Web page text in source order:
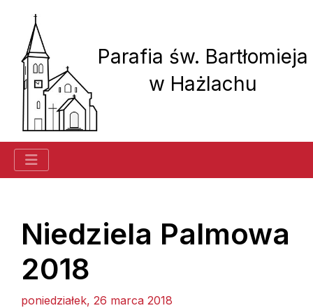
Parafia św. Bartłomieja
w Hażlachu
Kancelaria
Niedziela Palmowa
2018
poniedziałek, 26 marca 2018